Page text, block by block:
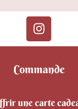
Commande
une carte